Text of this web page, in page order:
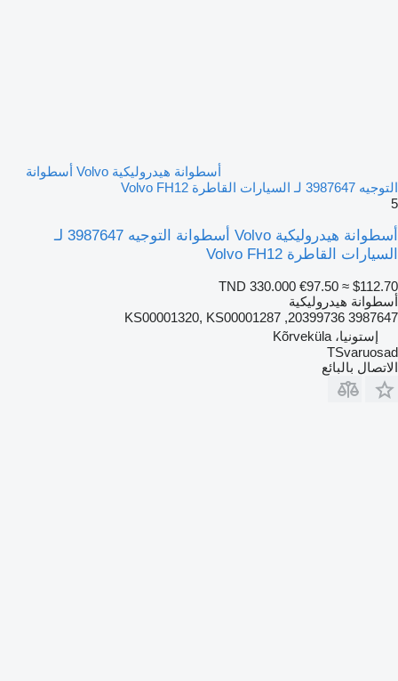
أسطوانة هيدروليكية Volvo أسطوانة
التوجيه 3987647 لـ السيارات القاطرة Volvo FH12
5
أسطوانة هيدروليكية Volvo أسطوانة التوجيه 3987647 لـ
السيارات القاطرة Volvo FH12
TND 330.000 €97.50 ≈ $112.70
أسطوانة هيدروليكية
3987647 20399736, KS00001320, KS00001287
إستونيا، Kõrveküla
TSvaruosad
الاتصال بالبائع